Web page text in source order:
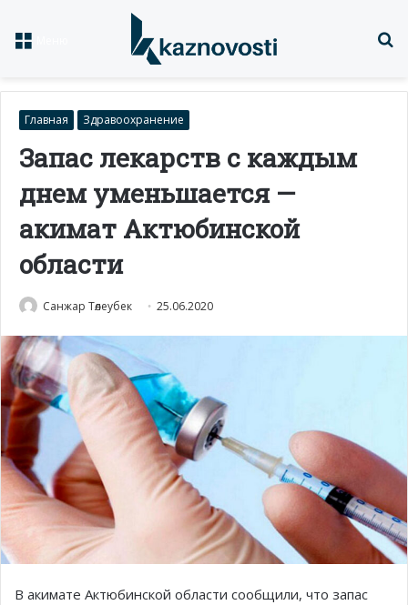
Главная Здравоохранение
Запас лекарств с каждым
днем уменьшается —
акимат Актюбинской
области
Санжар Төлеубек 25.06.2020
В акимате Актюбинской области сообщили, что запас